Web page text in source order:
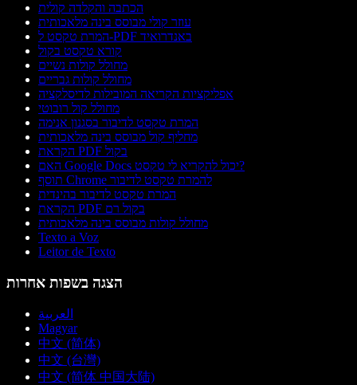
הכתבה והקלדה קולית
עוזר קולי מבוסס בינה מלאכותית
המרת טקסט ל-PDF באנדרואיד
קורא טקסט בקול
מחולל קולות נשיים
מחולל קולות גבריים
אפליקציות הקריאה המובילות לדיסלקציה
מחולל קול רובוטי
המרת טקסט לדיבור בסגנון אנימה
מחליף קול מבוסס בינה מלאכותית
הקראת PDF בקול
האם Google Docs יכול להקריא לי טקסט?
תוסף Chrome להמרת טקסט לדיבור
המרת טקסט לדיבור בהינדית
הקראת PDF בקול רם
מחולל קולות מבוסס בינה מלאכותית
Texto a Voz
Leitor de Texto
הצגה בשפות אחרות
العربية
Magyar
中文 (简体)
中文 (台灣)
中文 (简体 中国大陆)